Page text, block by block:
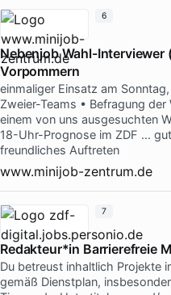
Nebenjob Wahl-
Vorpommern
einmaliger Einsatz am
Zweier-Teams • Befragung
einem von uns ausgesuchten
18-Uhr-Prognose im ZDF …
freundliches Auftreten
www.minijob-zentrum.de
6
Redakteur*in Barrierefreie
Du betreust inhaltlich Projekte
gemäß Dienstplan,
7